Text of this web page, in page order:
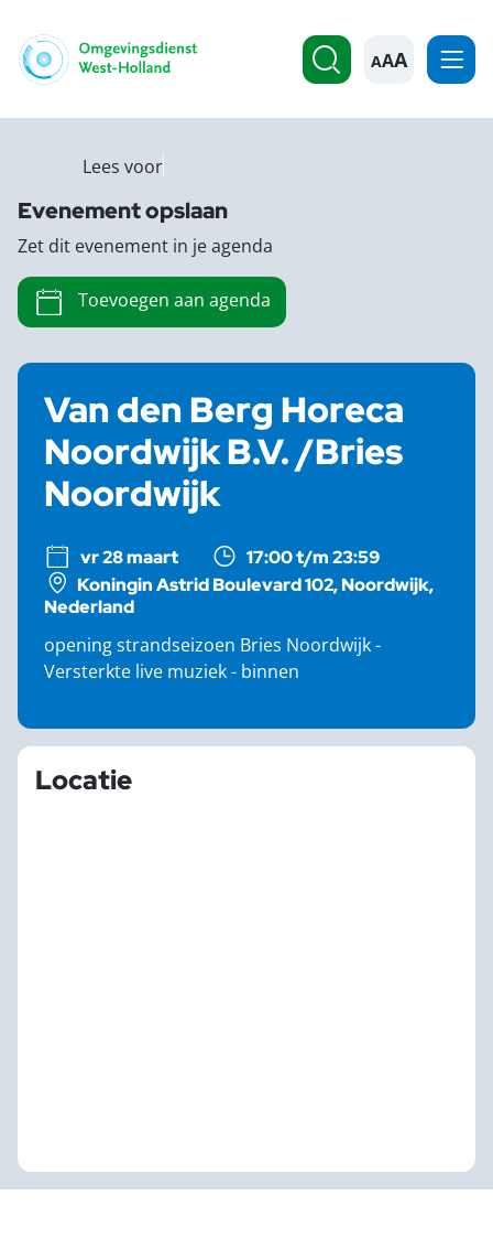
A
Van den Berg Horeca
Noordwijk B.V. /Bries
Noordwijk
vr 28 maart
17:00 t/m 23:59
Koningin Astrid Boulevard 102, Noordwijk,
Nederland
opening strandseizoen Bries Noordwijk -
Versterkte live muziek - binnen
Locatie
Lees voor
Evenement opslaan
Zet dit evenement in je agenda
Toevoegen aan agenda